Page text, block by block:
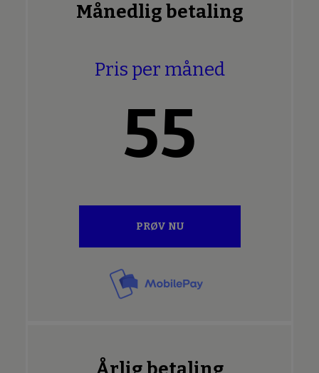
Månedlig betaling
Pris per måned
55
PRØV NU